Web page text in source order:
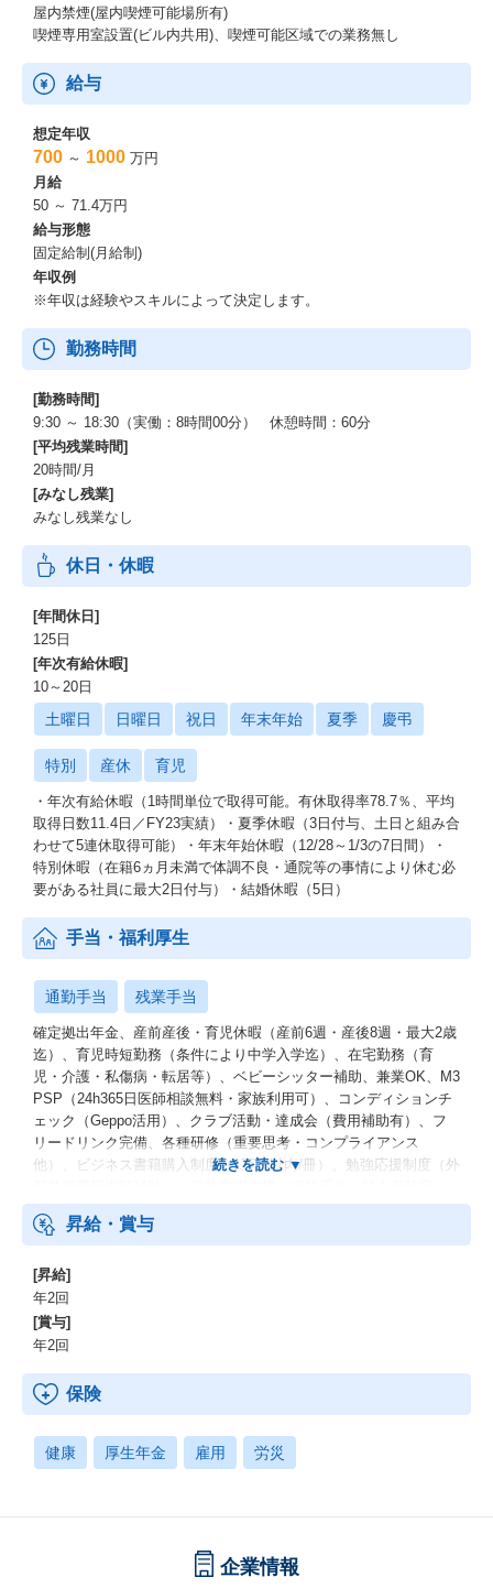
「M3 Career プライム」（https://enzine.m3career.com/lp/prime/en
try/）：医師確保に向けた、新たな採用プラットフォーム
求人広告の掲載、採用市場データ・給与相場の閲覧、スカウトメ
ッセージ機能などを提供し、医療機関の採用を支援するプロダク
トです。
エムスリーキャリアは、病院経営が中長期の経営計画を描くとき
の課題を「医師の採用」と考えています。
医師がいないと診療ができない医療において、いつまでに何人の
採用できるのかわからない状況では、いくら理想的な中長期計画
を立てても絵に描いた餅となってしまいます。
M3 Career プライムが提供する価値は、必要な人材の採用確率が
わかり、現実的な採用計画がたてられ、計画に基づいて採用の実
行をすることで、病院が中長期的な経営計画がたてられるように
支援することです。
今後は採用面の機能改善に加え、本格的に組織改善やオンライン
診療の領域に進出し、支援の幅を広げていく予定です
※プロダクトの開発経緯や今後の方向性に関する詳細:https://www.
talent-book.jp/m3career/stories/50375
屋内禁煙(屋内喫煙可能場所有)
喫煙専用室設置(ビル内共用)、喫煙可能区域での業務無し
給与
想定年収
700 ～ 1000 万円
月給
50 ～ 71.4万円
給与形態
固定給制(月給制)
年収例
※年収は経験やスキルによって決定します。
勤務時間
[勤務時間]
9:30 ～ 18:30（実働：8時間00分） 休憩時間：60分
[平均残業時間]
20時間/月
[みなし残業]
みなし残業なし
休日・休暇
[年間休日]
125日
[年次有給休暇]
10～20日
土曜日 日曜日 祝日 年末年始 夏季 慶弔
特別 産休 育児
・年次有給休暇（1時間単位で取得可能。有休取得率78.7％、平均
取得日数11.4日／FY23実績）・夏季休暇（3日付与、土日と組み合
わせて5連休取得可能）・年末年始休暇（12/28～1/3の7日間）・
特別休暇（在籍6ヵ月未満で体調不良・通院等の事情により休む必
要がある社員に最大2日付与）・結婚休暇（5日）
手当・福利厚生
通勤手当 残業手当
確定拠出年金、産前産後・育児休暇（産前6週・産後8週・最大2歳
迄）、育児時短勤務（条件により中学入学迄）、在宅勤務（育
児・介護・私傷病・転居等）、ベビーシッター補助、兼業OK、M3
PSP（24h365日医師相談無料・家族利用可）、コンディションチ
ェック（Geppo活用）、クラブ活動・達成会（費用補助有）、フ
リードリンク完備、各種研修（重要思考・コンプライアンス
他）、ビジネス書籍購入制度（1万円以内/冊）、勉強応援制度（外
備、交通費支給、健康診断・予防接種補助、受動喫煙防止措置
昇給・賞与
[昇給]
年2回
[賞与]
年2回
保険
健康 厚生年金 雇用 労災
企業情報